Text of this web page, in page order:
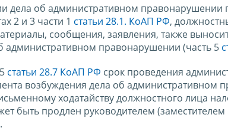
дела об административном
2 и 3 части 1 статьи 28.1. КоАП РФ,
сообщения, заявления, также
административном правонарушении (часть 5
статьи 28.7 КоАП РФ срок проведения
возбуждения дела об административном
ходатайству должностного лица
быть продлен руководителем